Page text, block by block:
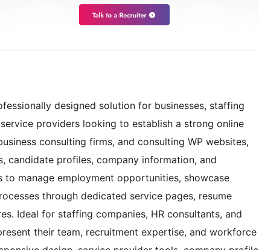
designed solution for businesses, staffing
providers looking to establish a strong online
consulting firms, and consulting WP websites,
profiles, company information, and
manage employment opportunities, showcase
through dedicated service pages, resume
Ideal for staffing companies, HR consultants, and
their team, recruitment expertise, and workforce